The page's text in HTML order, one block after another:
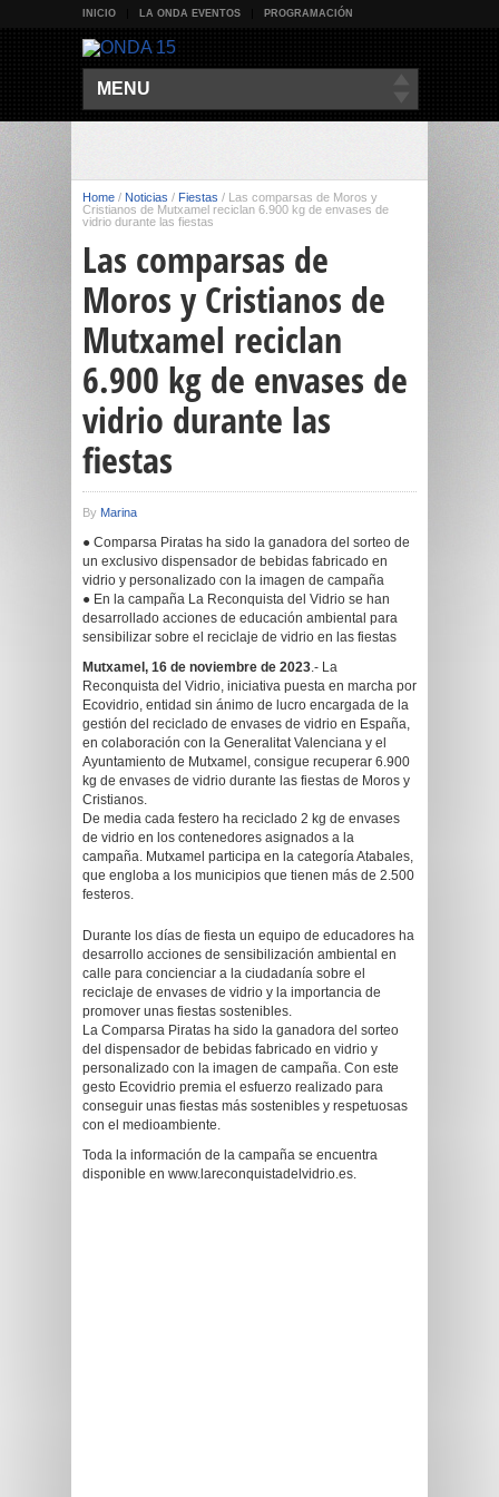
INICIO LA ONDA EVENTOS PROGRAMACIÓN
MENU
Home / Noticias / Fiestas / Las comparsas de Moros y
Cristianos de Mutxamel reciclan 6.900 kg de envases de
vidrio durante las fiestas
Las comparsas de
Moros y Cristianos de
Mutxamel reciclan
6.900 kg de envases de
vidrio durante las
fiestas
By Marina
● Comparsa Piratas ha sido la ganadora del sorteo de
un exclusivo dispensador de bebidas fabricado en
vidrio y personalizado con la imagen de campaña
● En la campaña La Reconquista del Vidrio se han
desarrollado acciones de educación ambiental para
sensibilizar sobre el reciclaje de vidrio en las fiestas
Mutxamel, 16 de noviembre de 2023.- La
Reconquista del Vidrio, iniciativa puesta en marcha por
Ecovidrio, entidad sin ánimo de lucro encargada de la
gestión del reciclado de envases de vidrio en España,
en colaboración con la Generalitat Valenciana y el
Ayuntamiento de Mutxamel, consigue recuperar 6.900
kg de envases de vidrio durante las fiestas de Moros y
Cristianos.
De media cada festero ha reciclado 2 kg de envases
de vidrio en los contenedores asignados a la
campaña. Mutxamel participa en la categoría Atabales,
que engloba a los municipios que tienen más de 2.500
festeros.
Durante los días de fiesta un equipo de educadores ha
desarrollo acciones de sensibilización ambiental en
calle para concienciar a la ciudadanía sobre el
reciclaje de envases de vidrio y la importancia de
promover unas fiestas sostenibles.
La Comparsa Piratas ha sido la ganadora del sorteo
del dispensador de bebidas fabricado en vidrio y
personalizado con la imagen de campaña. Con este
gesto Ecovidrio premia el esfuerzo realizado para
conseguir unas fiestas más sostenibles y respetuosas
con el medioambiente.
Toda la información de la campaña se encuentra
disponible en www.lareconquistadelvidrio.es.